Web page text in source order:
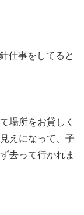
仕事をしてると
場所をお貸しく
えになって、子
去って行かれま